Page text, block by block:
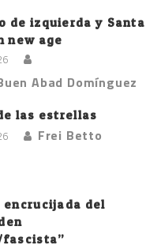
de izquierda y Santa
new age
Abad Domínguez
las estrellas
Frei Betto
encrucijada del